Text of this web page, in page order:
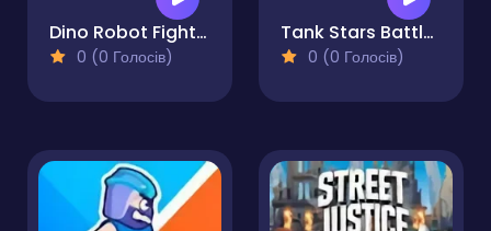
Dino Robot Fighting War
0 (0 Голосів)
Tank Stars Battle Arena
0 (0 Голосів)